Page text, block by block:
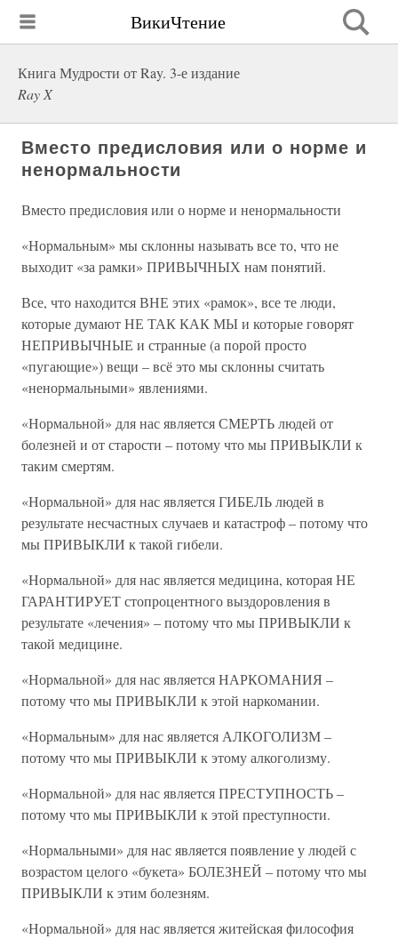
ВикиЧтение
Книга Мудрости от Ray. 3-е издание
Ray X
Вместо предисловия или о норме и
ненормальности
Вместо предисловия или о норме и ненормальности
«Нормальным» мы склонны называть все то, что не
выходит «за рамки» ПРИВЫЧНЫХ нам понятий.
Все, что находится ВНЕ этих «рамок», все те люди,
которые думают НЕ ТАК КАК МЫ и которые говорят
НЕПРИВЫЧНЫЕ и странные (а порой просто
«пугающие») вещи – всё это мы склонны считать
«ненормальными» явлениями.
«Нормальной» для нас является СМЕРТЬ людей от
болезней и от старости – потому что мы ПРИВЫКЛИ к
таким смертям.
«Нормальной» для нас является ГИБЕЛЬ людей в
результате несчастных случаев и катастроф – потому что
мы ПРИВЫКЛИ к такой гибели.
«Нормальной» для нас является медицина, которая НЕ
ГАРАНТИРУЕТ стопроцентного выздоровления в
результате «лечения» – потому что мы ПРИВЫКЛИ к
такой медицине.
«Нормальной» для нас является НАРКОМАНИЯ –
потому что мы ПРИВЫКЛИ к этой наркомании.
«Нормальным» для нас является АЛКОГОЛИЗМ –
потому что мы ПРИВЫКЛИ к этому алкоголизму.
«Нормальной» для нас является ПРЕСТУПНОСТЬ –
потому что мы ПРИВЫКЛИ к этой преступности.
«Нормальными» для нас является появление у людей с
возрастом целого «букета» БОЛЕЗНЕЙ – потому что мы
ПРИВЫКЛИ к этим болезням.
«Нормальной» для нас является житейская философия